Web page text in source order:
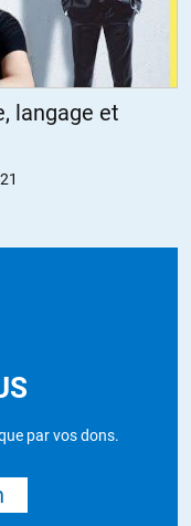
langage et
par vos dons.